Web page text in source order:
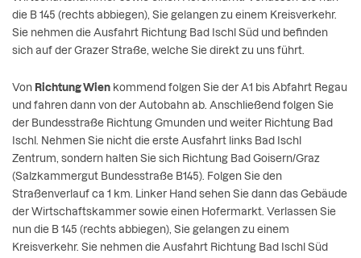
die B 145 (rechts abbiegen), Sie gelangen zu einem Kreisverkehr.
Sie nehmen die Ausfahrt Richtung Bad Ischl Süd und befinden
sich auf der Grazer Straße, welche Sie direkt zu uns führt.
Von Richtung Wien kommend folgen Sie der A1 bis Abfahrt Regau
und fahren dann von der Autobahn ab. Anschließend folgen Sie
der Bundesstraße Richtung Gmunden und weiter Richtung Bad
Ischl. Nehmen Sie nicht die erste Ausfahrt links Bad Ischl
Zentrum, sondern halten Sie sich Richtung Bad Goisern/Graz
(Salzkammergut Bundesstraße B145). Folgen Sie den
Straßenverlauf ca 1 km. Linker Hand sehen Sie dann das Gebäude
der Wirtschaftskammer sowie einen Hofermarkt. Verlassen Sie
nun die B 145 (rechts abbiegen), Sie gelangen zu einem
Kreisverkehr. Sie nehmen die Ausfahrt Richtung Bad Ischl Süd